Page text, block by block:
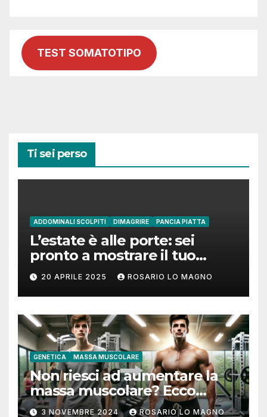
TEST SOMATOTIPO
Ti sei perso
ADDOMINALI SCOLPITI DIMAGRIRE PANCIA PIATTA
L’estate è alle porte: sei
pronto a mostrare il tuo
addome piatto?
20 APRILE 2025 ROSARIO LO MAGNO
GENETICA MASSA MUSCOLARE
Non riesci ad aumentare la
massa muscolare? Ecco
come fare!
3 NOVEMBRE 2024 ROSARIO LO MAGNO